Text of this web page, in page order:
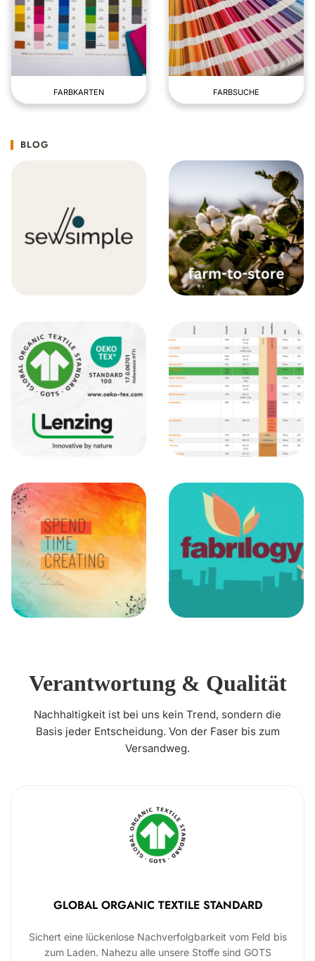
FARBKARTEN FARBSUCHE
BLOG
Verantwortung & Qualität
Nachhaltigkeit ist bei uns kein Trend, sondern die
Basis jeder Entscheidung. Von der Faser bis zum
Versandweg.
GLOBAL ORGANIC TEXTILE STANDARD
Sichert eine lückenlose Nachverfolgbarkeit vom Feld bis
zum Laden. Nahezu alle unsere Stoffe sind GOTS